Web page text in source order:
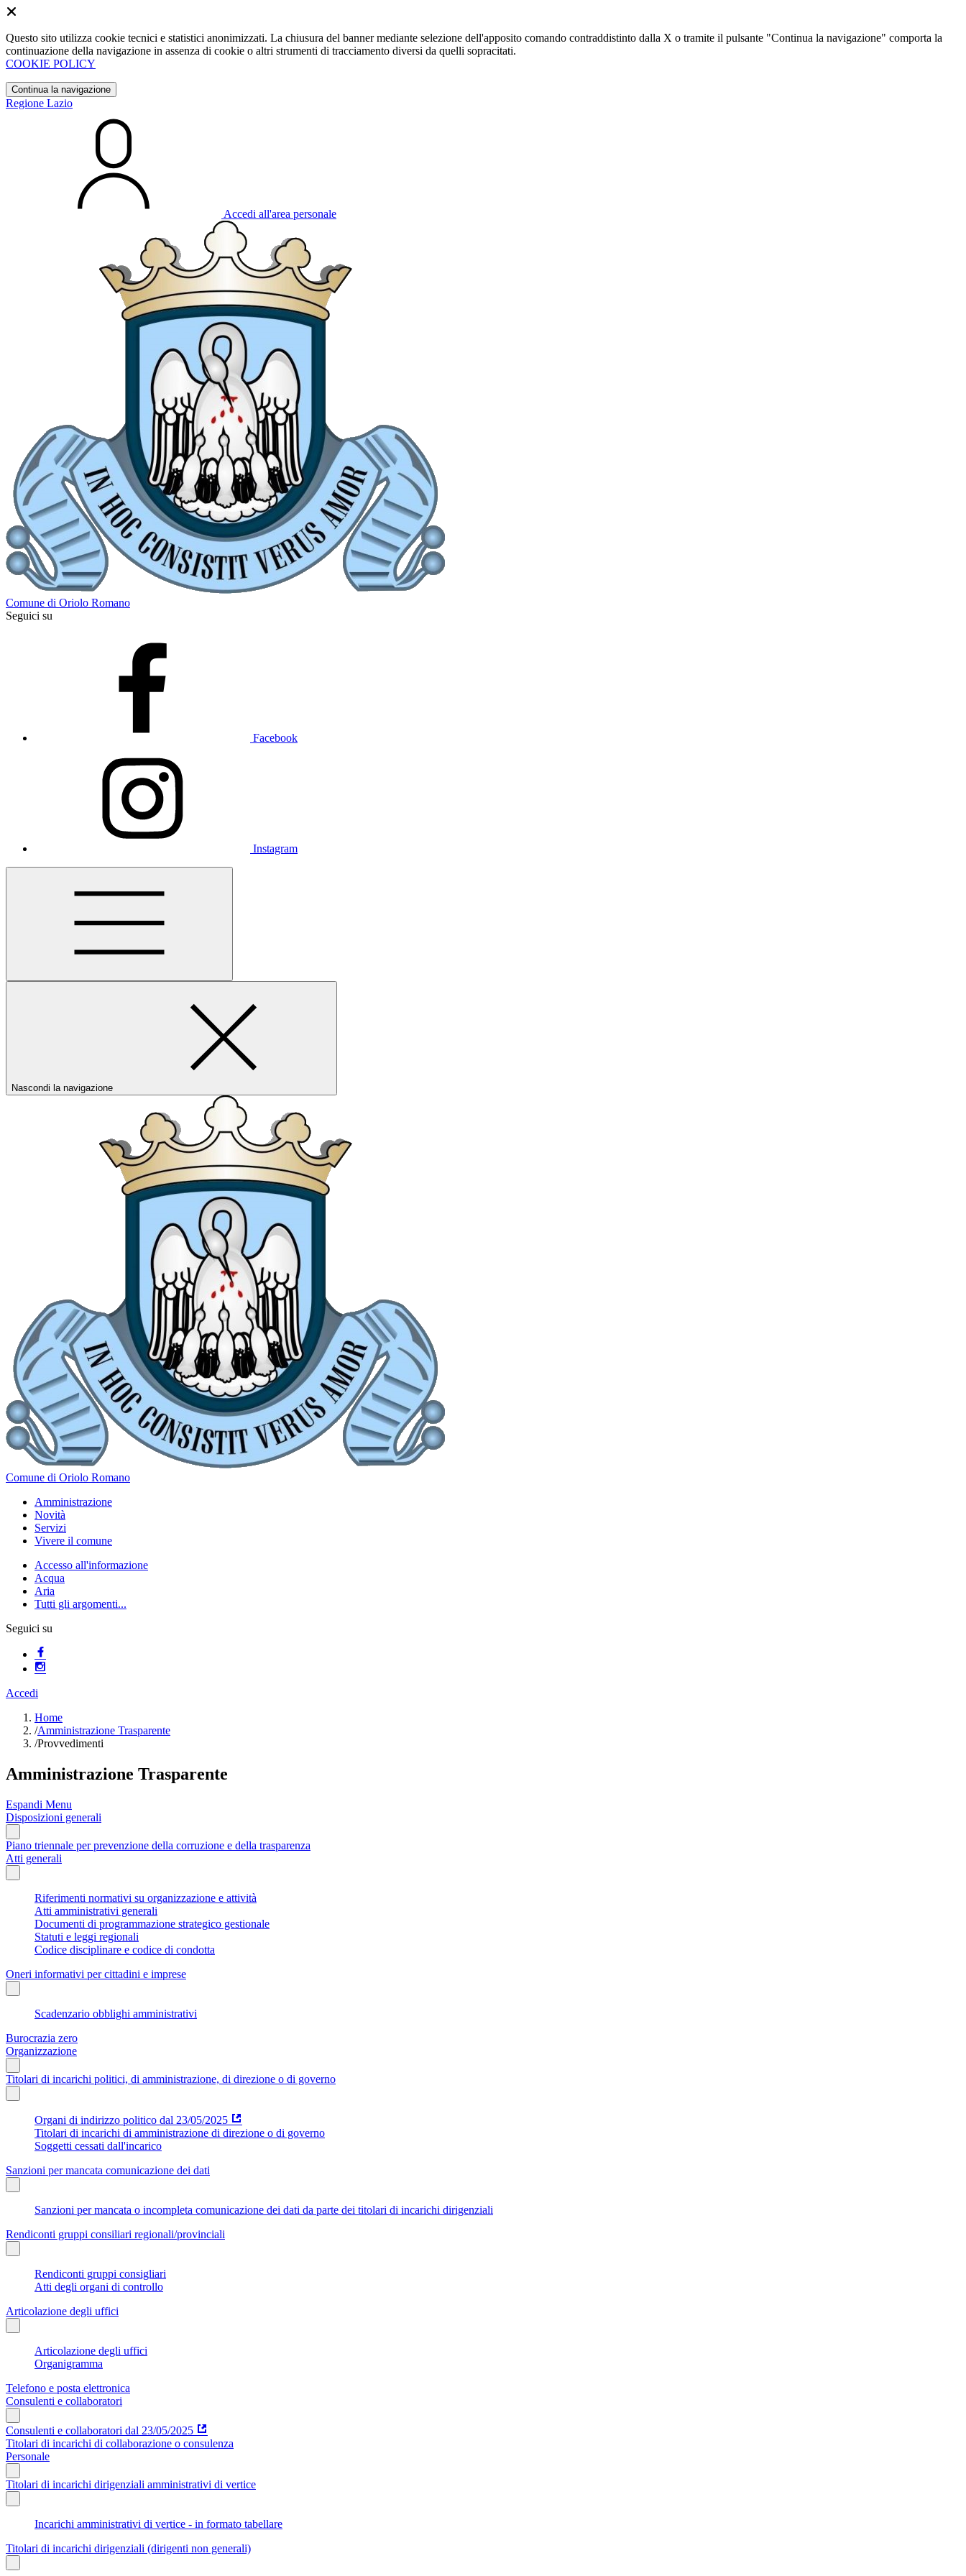
Questo sito utilizza cookie tecnici e statistici anonimizzati. La chiusura del banner mediante selezione dell'apposito comando contraddistinto dalla X o tramite il pulsante "Continua la navigazione" comporta la
continuazione della navigazione in assenza di cookie o altri strumenti di tracciamento diversi da quelli sopracitati.
COOKIE POLICY
Continua la navigazione
Regione Lazio
Accedi all'area personale
Comune di Oriolo Romano
Seguici su
Facebook
Instagram
Nascondi la navigazione
Comune di Oriolo Romano
Amministrazione
Novità
Servizi
Vivere il comune
Accesso all'informazione
Acqua
Aria
Tutti gli argomenti...
Seguici su
Accedi
Home
/Amministrazione Trasparente
/Provvedimenti
Amministrazione Trasparente
Espandi Menu
Disposizioni generali
Piano triennale per prevenzione della corruzione e della trasparenza
Atti generali
Riferimenti normativi su organizzazione e attività
Atti amministrativi generali
Documenti di programmazione strategico gestionale
Statuti e leggi regionali
Codice disciplinare e codice di condotta
Oneri informativi per cittadini e imprese
Scadenzario obblighi amministrativi
Burocrazia zero
Organizzazione
Titolari di incarichi politici, di amministrazione, di direzione o di governo
Organi di indirizzo politico dal 23/05/2025
Titolari di incarichi di amministrazione di direzione o di governo
Soggetti cessati dall'incarico
Sanzioni per mancata comunicazione dei dati
Sanzioni per mancata o incompleta comunicazione dei dati da parte dei titolari di incarichi dirigenziali
Rendiconti gruppi consiliari regionali/provinciali
Rendiconti gruppi consigliari
Atti degli organi di controllo
Articolazione degli uffici
Articolazione degli uffici
Organigramma
Telefono e posta elettronica
Consulenti e collaboratori
Consulenti e collaboratori dal 23/05/2025
Titolari di incarichi di collaborazione o consulenza
Personale
Titolari di incarichi dirigenziali amministrativi di vertice
Incarichi amministrativi di vertice - in formato tabellare
Titolari di incarichi dirigenziali (dirigenti non generali)